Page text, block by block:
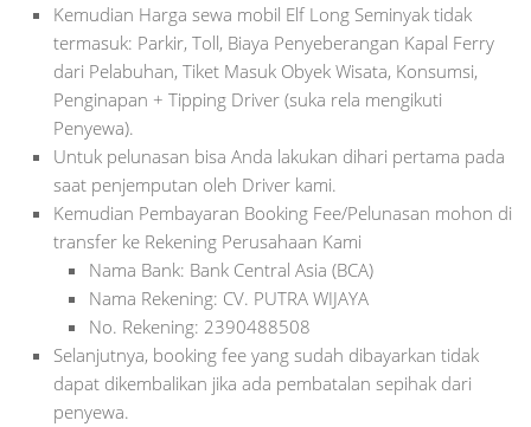
Kemudian Harga sewa mobil Elf Long Seminyak tidak
termasuk: Parkir, Toll, Biaya Penyeberangan Kapal Ferry
dari Pelabuhan, Tiket Masuk Obyek Wisata, Konsumsi,
Penginapan + Tipping Driver (suka rela mengikuti
Penyewa).
Untuk pelunasan bisa Anda lakukan dihari pertama pada
saat penjemputan oleh Driver kami.
Kemudian Pembayaran Booking Fee/Pelunasan mohon di
transfer ke Rekening Perusahaan Kami
Nama Bank: Bank Central Asia (BCA)
Nama Rekening: CV. PUTRA WIJAYA
No. Rekening: 2390488508
Selanjutnya, booking fee yang sudah dibayarkan tidak
dapat dikembalikan jika ada pembatalan sepihak dari
penyewa.